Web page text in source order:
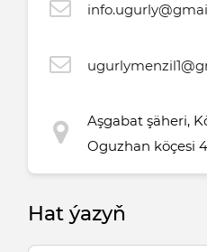
Aşgabat şäheri,
Oguzhan köçesi
Hat ýazyň